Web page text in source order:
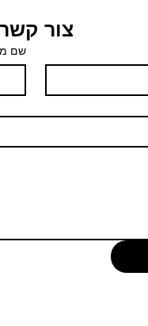
צור
שם